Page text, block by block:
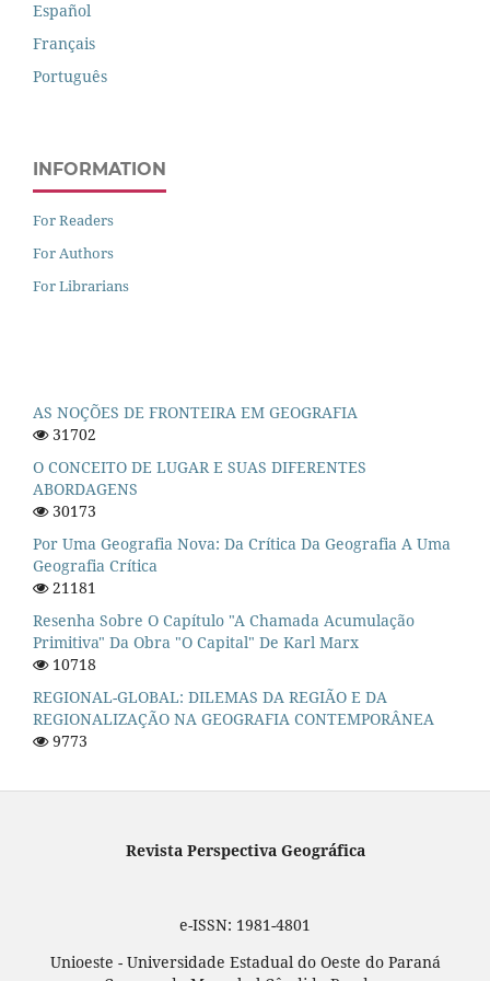
Español
Français
Português
INFORMATION
For Readers
For Authors
For Librarians
AS NOÇÕES DE FRONTEIRA EM GEOGRAFIA
31702
O CONCEITO DE LUGAR E SUAS DIFERENTES
ABORDAGENS
30173
Por Uma Geografia Nova: Da Crítica Da Geografia A Uma
Geografia Crítica
21181
Resenha Sobre O Capítulo "A Chamada Acumulação
Primitiva" Da Obra "O Capital" De Karl Marx
10718
REGIONAL-GLOBAL: DILEMAS DA REGIÃO E DA
REGIONALIZAÇÃO NA GEOGRAFIA CONTEMPORÂNEA
9773
Revista Perspectiva Geográfica
e-ISSN: 1981-4801
Unioeste - Universidade Estadual do Oeste do Paraná